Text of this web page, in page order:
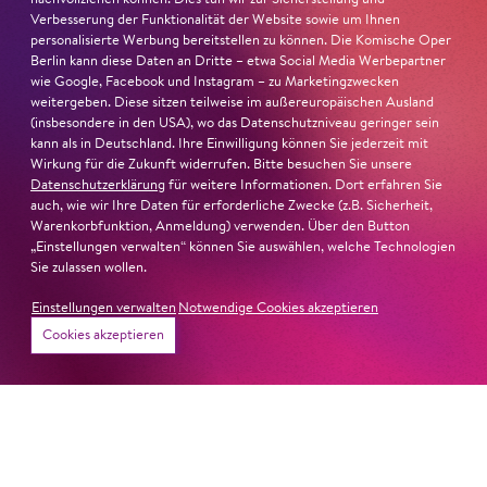
Besetzung
Fr 2. Jul 19:00
Besetzung
So 4. Jul 18:00
Besetzung
Verbesserung der Funktionalität der Website sowie um Ihnen
personalisierte Werbung bereitstellen zu können. Die Komische Oper
Berlin kann diese Daten an Dritte – etwa Social Media Werbepartner
wie Google, Facebook und Instagram – zu Marketingzwecken
weitergeben. Diese sitzen teilweise im außereuropäischen Ausland
(insbesondere in den USA), wo das Datenschutzniveau geringer sein
kann als in Deutschland. Ihre Einwilligung können Sie jederzeit mit
Wirkung für die Zukunft widerrufen. Bitte besuchen Sie unsere
Datenschutzerklärung für weitere Informationen. Dort erfahren Sie
auch, wie wir Ihre Daten für erforderliche Zwecke (z.B. Sicherheit,
Warenkorbfunktion, Anmeldung) verwenden. Über den Button
„Einstellungen verwalten“ können Sie auswählen, welche Technologien
Sie zulassen wollen.
Einstellungen verwalten Notwendige Cookies akzeptieren
Cookies akzeptieren